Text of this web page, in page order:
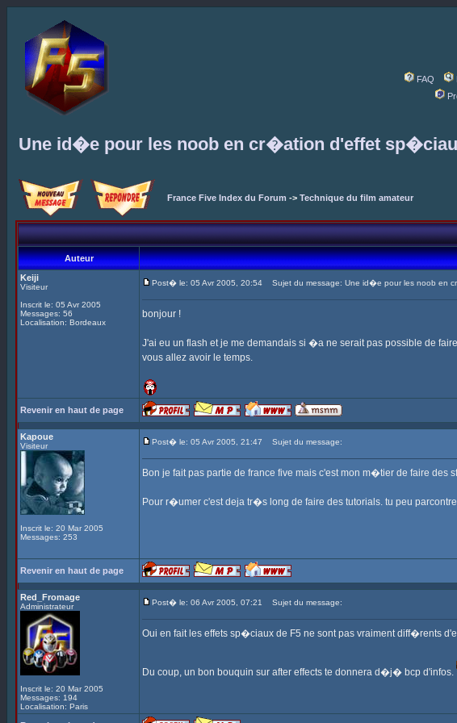
FAQ
Une id�e pour les noob en cr�ation d'effet
France Five Index du Forum -> Technique du film amateur
Auteur
Keiji
Visiteur
Inscrit le: 05 Avr 2005
Messages: 56
Localisation: Bordeaux
Post� le: 05 Avr 2005, 20:54 Sujet du message: Une id�e pour les noob en
bonjour !
J'ai eu un flash et je me demandais si �a ne serait pas possible de
vous allez avoir le temps.
Revenir en haut de page
Kapoue
Visiteur
Inscrit le: 20 Mar 2005
Messages: 253
Post� le: 05 Avr 2005, 21:47 Sujet du message:
Bon je fait pas partie de france five mais c'est mon m�tier de faire des
Pour r�umer c'est deja tr�s long de faire des tutorials. tu peu
Revenir en haut de page
Red_Fromage
Administrateur
Inscrit le: 20 Mar 2005
Messages: 194
Localisation: Paris
Post� le: 06 Avr 2005, 07:21 Sujet du message:
Oui en fait les effets sp�ciaux de F5 ne sont pas vraiment diff�rents
Du coup, un bon bouquin sur after effects te donnera d�j� bcp d'infos.